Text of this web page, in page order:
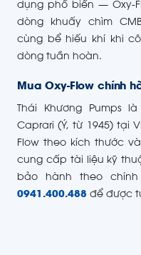
dụng phổ biến — Oxy-
dòng khuấy chìm
cùng bể hiếu khí khi
dòng tuần hoàn.
Mua Oxy-Flow chính
Thái Khương Pumps
Caprari (Ý, từ 1945) tại
Flow theo kích thước
cung cấp tài liệu kỹ
bảo hành theo
0941.400.488 để được